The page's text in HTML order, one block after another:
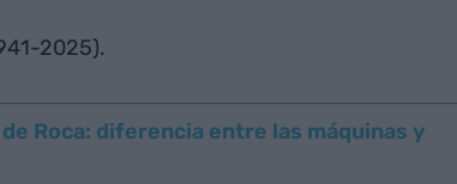
2025).
Roca: diferencia entre las máquinas y